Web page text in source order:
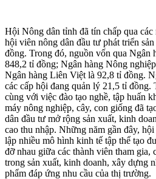
Hội Nông dân tỉnh đã tín chấp qua
hội viên nông dân đầu tư phát triển
đồng. Trong đó, nguồn vốn qua Ngân
848,2 tỉ đồng; Ngân hàng Nông
Ngân hàng Liên Việt là 92,8 tỉ đồng.
các cấp hội đang quản lý 21,5 tỉ đồng.
cùng với việc đào tạo nghề, tập huấn
máy nông nghiệp, cây, con giống đã
dân đầu tư mở rộng sản xuất, kinh
cao thu nhập. Những năm gần đây,
lập nhiều mô hình kinh tế tập thể tạo
đỡ nhau giữa các thành viên tham gia,
trong sản xuất, kinh doanh, xây dựng
phẩm đáp ứng nhu cầu của thị trường.